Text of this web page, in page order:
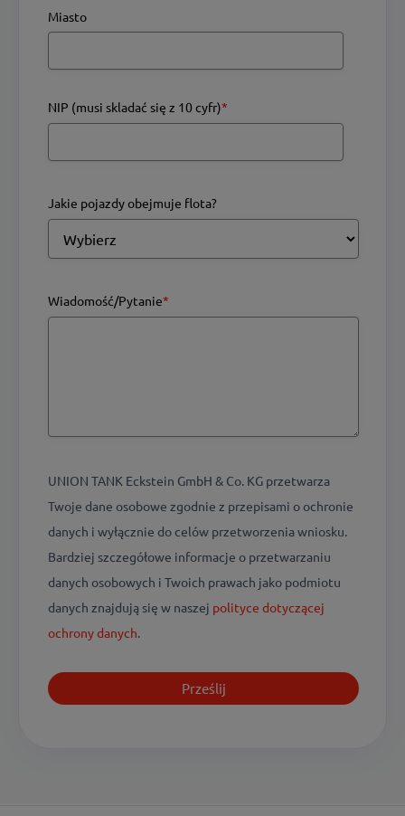
Miasto
NIP (musi skladać się z 10 cyfr)*
Jakie pojazdy obejmuje flota?
Wiadomość/Pytanie*
UNION TANK Eckstein GmbH & Co. KG przetwarza
Twoje dane osobowe zgodnie z przepisami o ochronie
danych i wyłącznie do celów przetworzenia wniosku.
Bardziej szczegółowe informacje o przetwarzaniu
danych osobowych i Twoich prawach jako podmiotu
danych znajdują się w naszej polityce dotyczącej
ochrony danych